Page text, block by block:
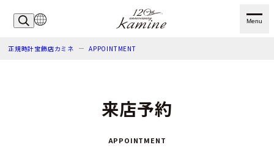
Menu
正規時計宝飾店カミネ APPOINTMENT
来店予約
APPOINTMENT